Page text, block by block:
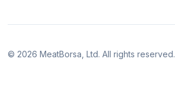
© 2026 MeatBorsa, Ltd. All rights reserved.